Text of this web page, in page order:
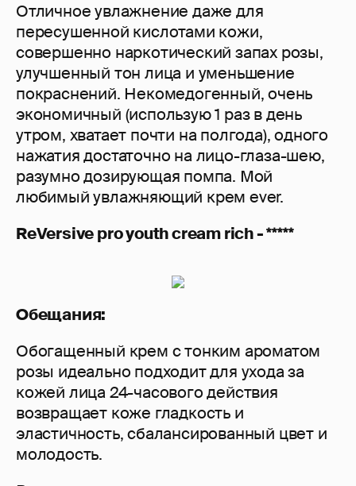
Отличное увлажнение даже для
пересушенной кислотами кожи,
совершенно наркотический запах розы,
улучшенный тон лица и уменьшение
покраснений. Некомедогенный, очень
экономичный (использую 1 раз в день
утром, хватает почти на полгода), одного
нажатия достаточно на лицо-глаза-шею,
разумно дозирующая помпа. Мой
любимый увлажняющий крем ever.
ReVersive pro youth cream rich - *****
Обещания:
Обогащенный крем с тонким ароматом
розы идеально подходит для ухода за
кожей лица 24-часового действия
возвращает коже гладкость и
эластичность, сбалансированный цвет и
молодость.